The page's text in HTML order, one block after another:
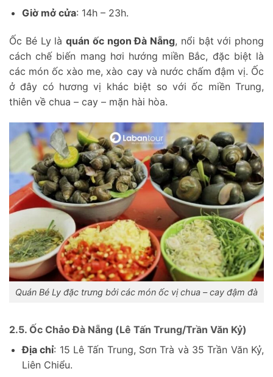
Giờ mở cửa: 14h – 23h.
Ốc Bé Ly là quán ốc ngon Đà Nẵng, nổi bật với phong
cách chế biến mang hơi hướng miền Bắc, đặc biệt là
các món ốc xào me, xào cay và nước chấm đậm vị. Ốc
ở đây có hương vị khác biệt so với ốc miền Trung,
thiên về chua – cay – mặn hài hòa.
Quán Bé Ly đặc trưng bởi các món ốc vị chua – cay đậm đà
2.5. Ốc Chảo Đà Nẵng (Lê Tấn Trung/Trần Văn Kỷ)
Địa chỉ: 15 Lê Tấn Trung, Sơn Trà và 35 Trần Văn Kỷ,
Liên Chiểu.